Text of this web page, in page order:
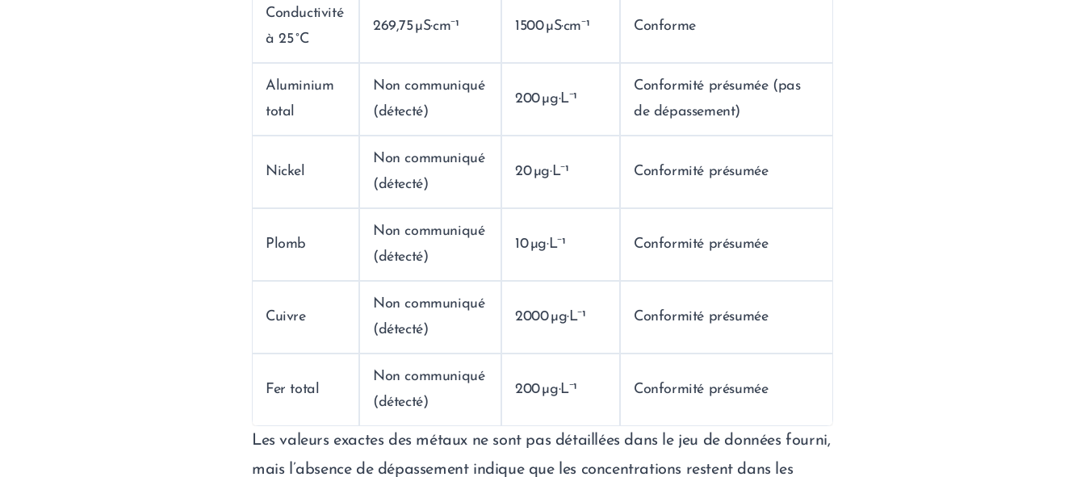
Conductivité
à 25 °C
269,75 µS·cm⁻¹ 1500 µS·cm⁻¹ Conforme
Aluminium
total
Non communiqué
(détecté)
200 µg·L⁻¹
Conformité présumée (pas
de dépassement)
Nickel
Non communiqué
(détecté)
20 µg·L⁻¹ Conformité présumée
Plomb
Non communiqué
(détecté)
10 µg·L⁻¹ Conformité présumée
Cuivre
Non communiqué
(détecté)
2000 µg·L⁻¹ Conformité présumée
Fer total
Non communiqué
(détecté)
200 µg·L⁻¹ Conformité présumée
Les valeurs exactes des métaux ne sont pas détaillées dans le jeu de données fourni,
mais l’absence de dépassement indique que les concentrations restent dans les